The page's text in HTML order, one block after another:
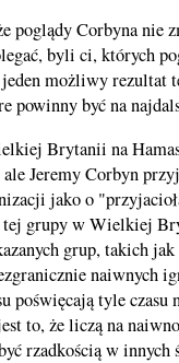
poglądy Corbyna
byli ci, których
możliwy rezultat
powinny być na
Brytanii na
Jeremy Corbyn
jako o
grupy w Wielkiej
grup, takich
naiwnych
poświęcają tyle czasu
to, że liczą na
rzadkością w innych